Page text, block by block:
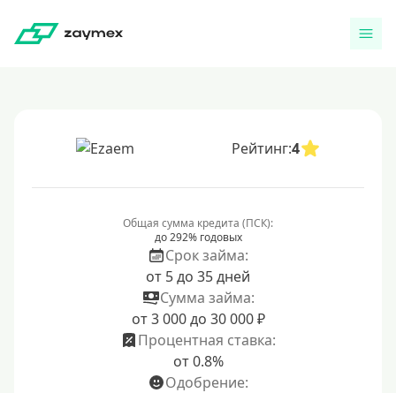
Рейтинг:4
Общая сумма кредита (ПСК):
до 292% годовых
Срок займа:
от 5 до 35 дней
Сумма займа:
от 3 000 до 30 000 ₽
Процентная ставка:
от 0.8%
Одобрение: